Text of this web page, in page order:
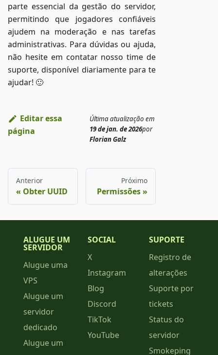
parte essencial da gestão do servidor,
permitindo que jogadores confiáveis
ajudem na moderação e nas tarefas
administrativas. Para dúvidas ou ajuda,
não hesite em contatar nosso time de
suporte, disponível diariamente para te
ajudar! 🙂
Editar essa
página
Última atualização em
19 de jan. de 2026por
Florian Galz
Anterior
Obter UUID
Próximo
Permissões
ALUGUE UM
SERVIDOR
Alugue uma
VPS
Alugue um
servidor
dedicado
Alugue um
SOCIAL
X
Instagram
Blog
Discord
TikTok
YouTube
SUPORTE
Registro de
alterações
Suporte por
tickets
Status do
servidor
Smokeping